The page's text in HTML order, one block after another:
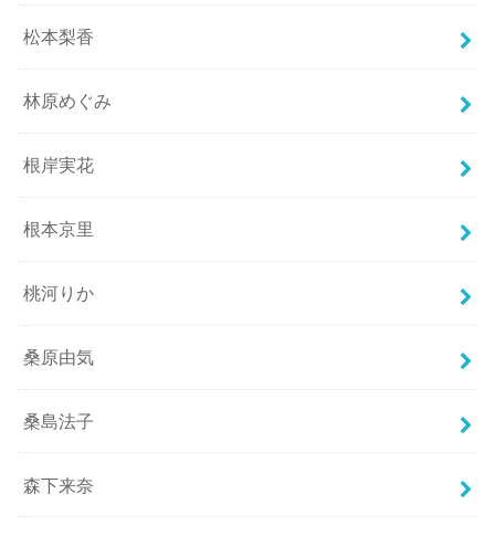
松本梨香
林原めぐみ
根岸実花
根本京里
桃河りか
桑原由気
桑島法子
森下来奈